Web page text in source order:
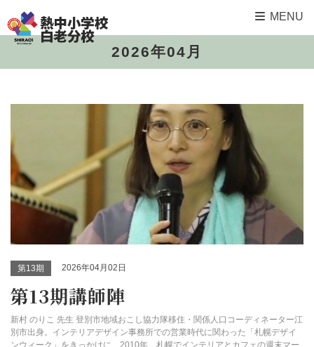
MENU
2026年04月
第13期 2026年04月02日
第13期講師陣
新村 のりこ 先生 登別市地域おこし協力隊移住・関係人口コーディネーター江
別市出身。インテリアデザイン事務所での営業時代に関わった「札幌デザイ
ンウィーク」をきっかけに、2010年、札幌でインテリアとカフェの週末マー